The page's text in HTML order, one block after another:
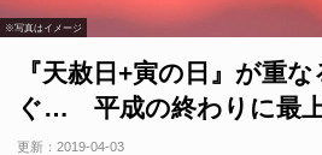
※写真はイメージ
『天赦日+寅の日』が重
ぐ… 平成の終わりに最
更新： 2019-04-03